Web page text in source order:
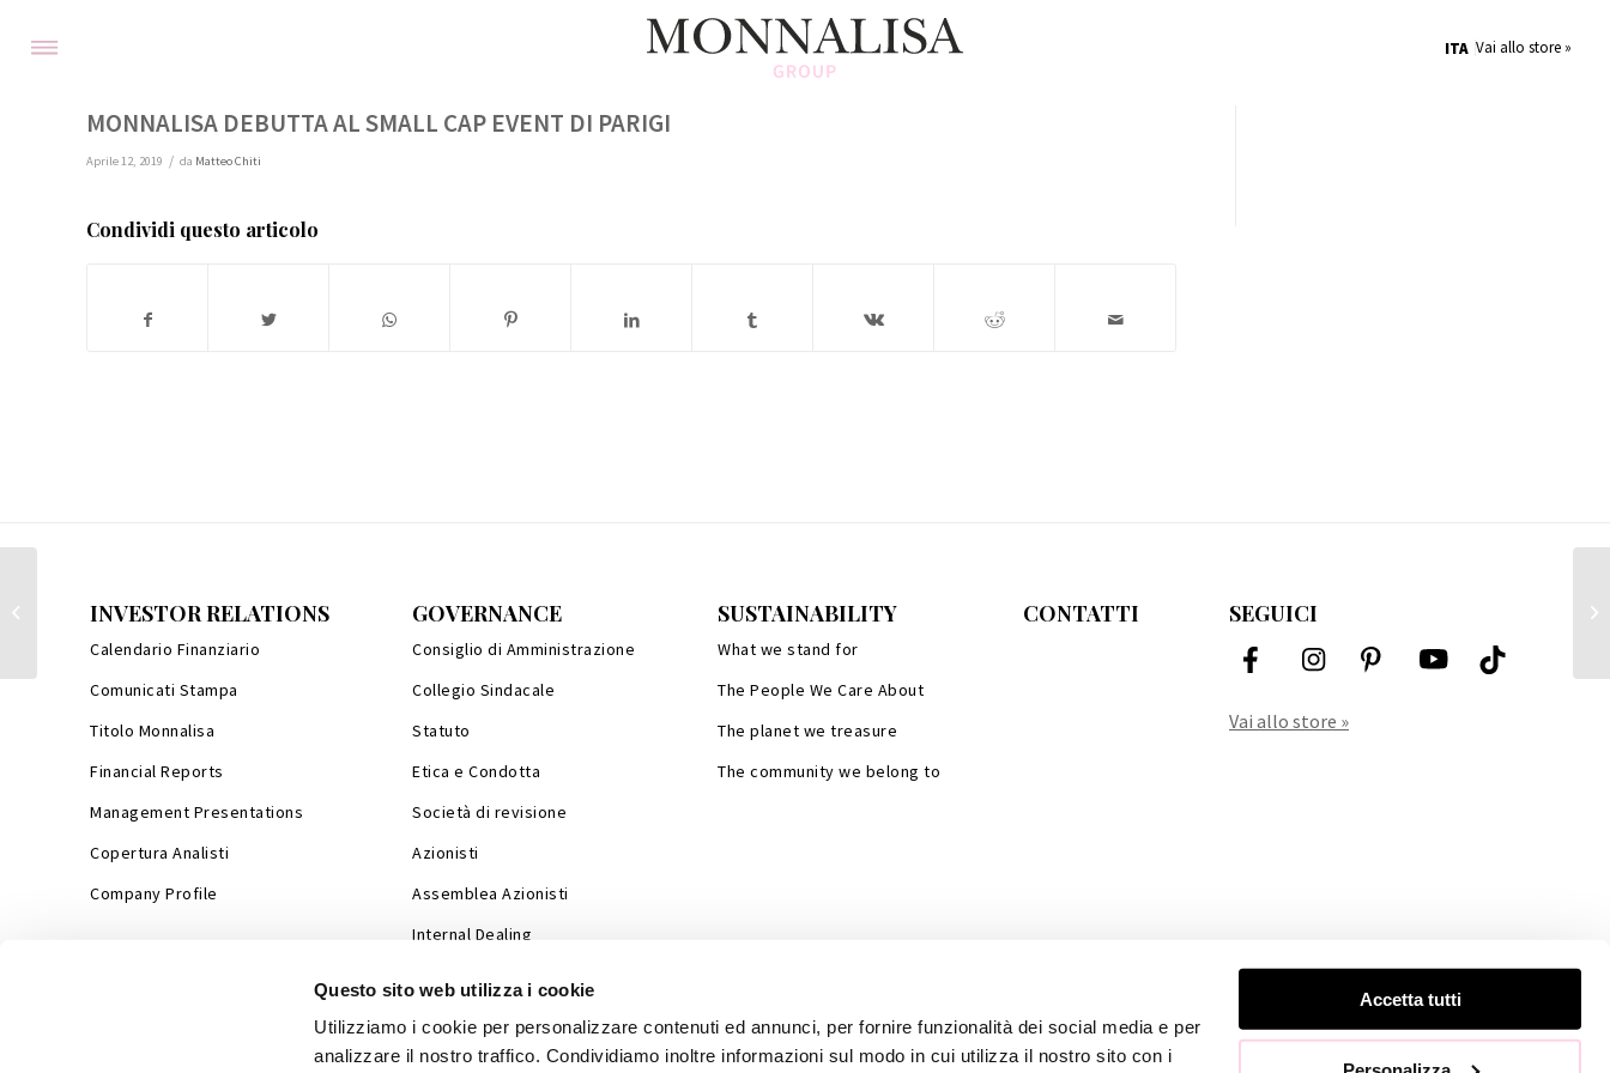
Questo sito web utilizza i cookie
Utilizziamo i cookie per personalizzare contenuti ed annunci, per fornire funzionalità dei social media e per
analizzare il nostro traffico. Condividiamo inoltre informazioni sul modo in cui utilizza il nostro sito con i
Accetta tutti
ITA Vai allo store »
MONNALISA DEBUTTA AL SMALL CAP EVENT DI PARIGI
Aprile 12, 2019 / da Matteo Chiti
Condividi questo articolo
INVESTOR RELATIONS
Calendario Finanziario
Comunicati Stampa
Titolo Monnalisa
Financial Reports
Management Presentations
Copertura Analisti
Company Profile
GOVERNANCE
Consiglio di Amministrazione
Collegio Sindacale
Statuto
Etica e Condotta
Società di revisione
Azionisti
Assemblea Azionisti
Internal Dealing
SUSTAINABILITY
What we stand for
The People We Care About
The planet we treasure
The community we belong to
CONTATTI SEGUICI
Vai allo store »
Acquisto Azioni Proprie